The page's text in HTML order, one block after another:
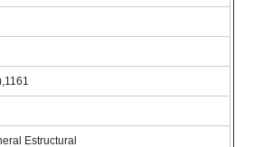
Estructural